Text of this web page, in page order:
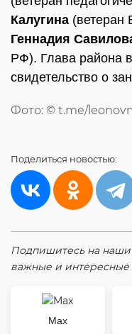
Калугина (ветеран
Геннадия
РФ). Глава района
свидетельство о
Фото: © t.me/
Поделиться новостью:
Подпишитесь на
важные и
Max